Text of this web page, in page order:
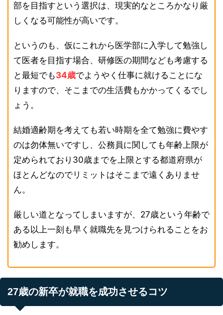
部を目指すという選択は、現実的なところかなり厳
しくなる可能性が高いです。
というのも、仮にこれから医学部に入学して勉強し
て医者を目指す場合、研修医の期間なども考慮する
と最短でも34歳でようやく仕事に就けることにな
りますので、そこまでの生活費もかかってくるでし
ょう。
結婚適齢期を考えても若い時期を全て勉強に費やす
のは勿体無いですし、公務員に関しても年齢上限が
定められており30歳までを上限とする都道府県が
ほとんどなのでリミットはそこまで遠くありませ
ん。
厳しい道となってしまいますが、27歳という年齢で
ある以上一刻も早く就職先を見つけられることをお
勧めします。
27歳の新卒が就職を成功させるコツ